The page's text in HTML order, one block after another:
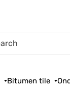
Bitumen tile